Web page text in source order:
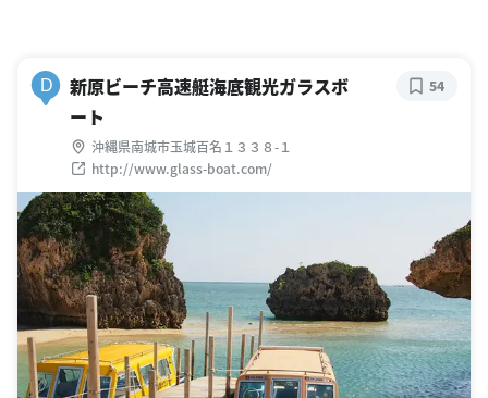
D
新原ビーチ高速艇海底観光ガラスボ
ート
沖縄県南城市玉城百名１３３８-１
http://www.glass-boat.com/
54